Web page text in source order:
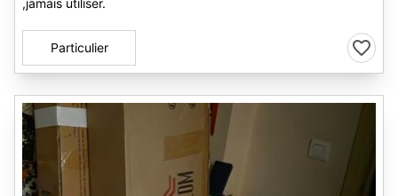
,jamais utiliser.
Particulier